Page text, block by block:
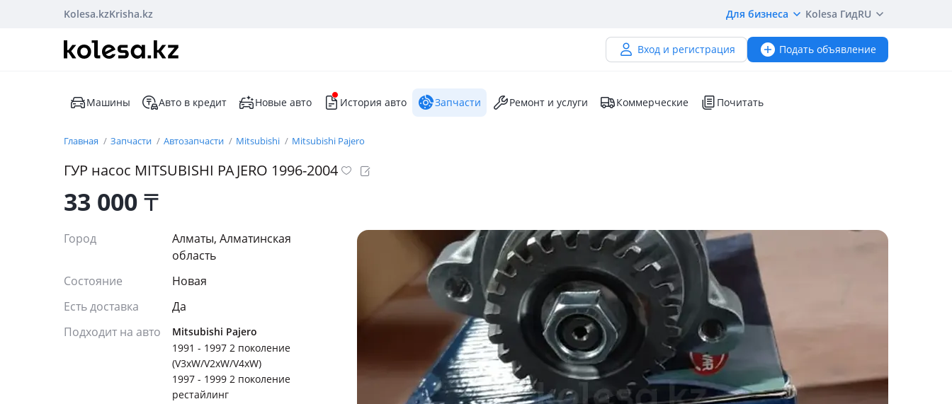
Kolesa.kzKrisha.kz Для бизнеса Kolesa ГидRU
Вход и регистрация Подать объявление
Машины Авто в кредит Новые авто История авто Запчасти Ремонт и услуги Коммерческие Почитать
Главная Запчасти Автозапчасти Mitsubishi Mitsubishi Pajero
ГУР насос MITSUBISHI PAJERO 1996-2004
33 000₸
Город
Алматы, Алматинская
область
Состояние
Новая
Есть доставка
Да
Подходит на авто
Mitsubishi Pajero
1991 - 1997 2 поколение
(V3xW/V2xW/V4xW)
1997 - 1999 2 поколение
рестайлинг